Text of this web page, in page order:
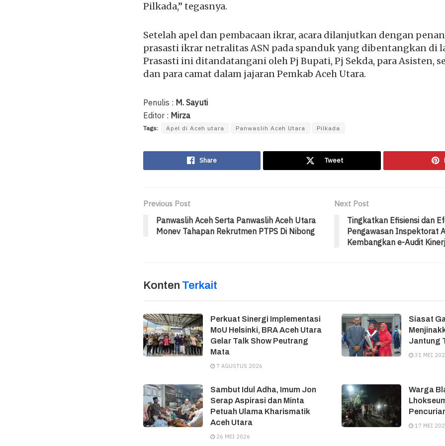
Pilkada,” tegasnya.
Setelah apel dan pembacaan ikrar, acara dilanjutkan dengan
prasasti ikrar netralitas ASN pada spanduk yang dibentangkan di
Prasasti ini ditandatangani oleh Pj Bupati, Pj Sekda, para Asisten,
dan para camat dalam jajaran Pemkab Aceh Utara.
Penulis : M. Sayuti
Editor : Mirza
Tags: Apel di Aceh utara Panwaslih Aceh Utara Pilkada
Share Tweet
Previous Post
Panwaslih Aceh Serta Panwaslih Aceh Utara
Monev Tahapan Rekrutmen PTPS Di Nibong
Next Post
Tingkatkan Efisiensi dan
Pengawasan Inspektorat
Kembangkan e-Audit
Konten Terkait
Perkuat Sinergi Implementasi
MoU Helsinki, BRA Aceh Utara
Gelar Talk Show Peutrang
Mata
7 AGUSTUS 2026
Siasat
Jantung
31 MEI
Sambut Idul Adha, Imum Jon
Serap Aspirasi dan Minta
Petuah Ulama Kharismatik
Aceh Utara
26 MEI 2026
Warga
17 MEI